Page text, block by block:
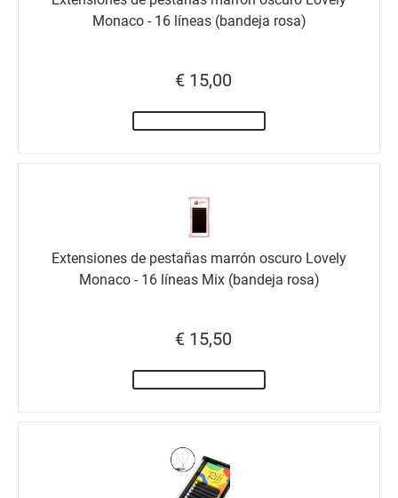
Monaco - 16 líneas (bandeja rosa)
€ 15,00
Extensiones de pestañas marrón oscuro Lovely
Monaco - 16 líneas Mix (bandeja rosa)
€ 15,50